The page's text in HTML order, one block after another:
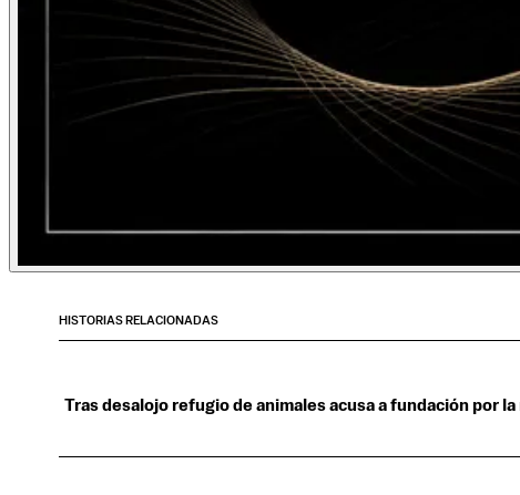
HISTORIAS RELACIONADAS
Tras desalojo refugio de animales acusa a fundación por